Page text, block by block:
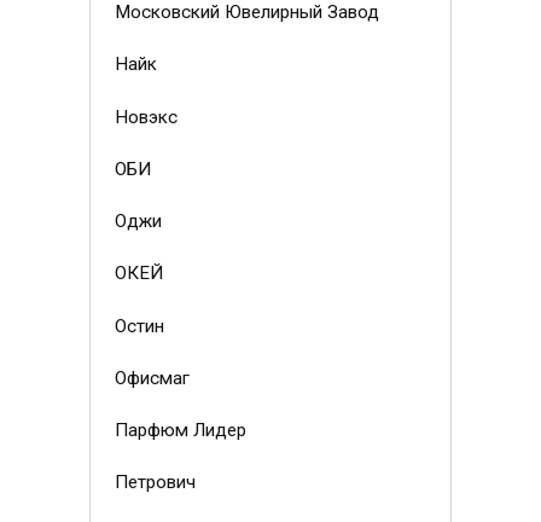
Московский Ювелирный Завод
Найк
Новэкс
ОБИ
Оджи
ОКЕЙ
Остин
Офисмаг
Парфюм Лидер
Петрович